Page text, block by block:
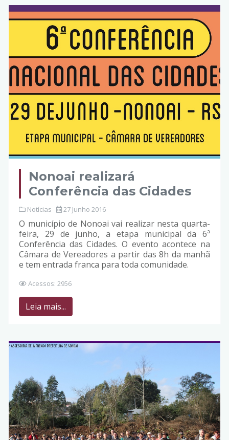
Nonoai realizará
Conferência das Cidades
Notícias 27 Junho 2016
O município de Nonoai vai realizar nesta quarta-
feira, 29 de junho, a etapa municipal da 6ª
Conferência das Cidades. O evento acontece na
Câmara de Vereadores a partir das 8h da manhã
e tem entrada franca para toda comunidade.
Acessos: 2956
Leia mais...